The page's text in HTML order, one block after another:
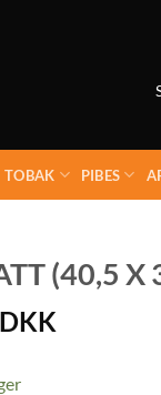
TOBAK PIBES
(40,5 X
DKK